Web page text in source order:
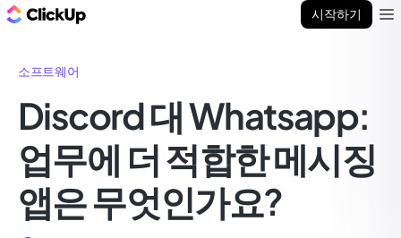
시작하기
소프트웨어
Discord 대 Whatsapp:
업무에 더 적합한 메시징
앱은 무엇인가요?